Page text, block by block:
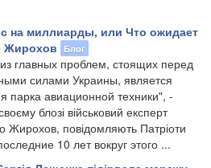
на миллиарды, или Что ожидает
Жирохов
Блог
главных проблем, стоящих перед
силами Украины, является
парка авиационной техники", -
блозі військовий експерт
Жирохов, повідомляють Патріоти
10 лет вокруг этого ...